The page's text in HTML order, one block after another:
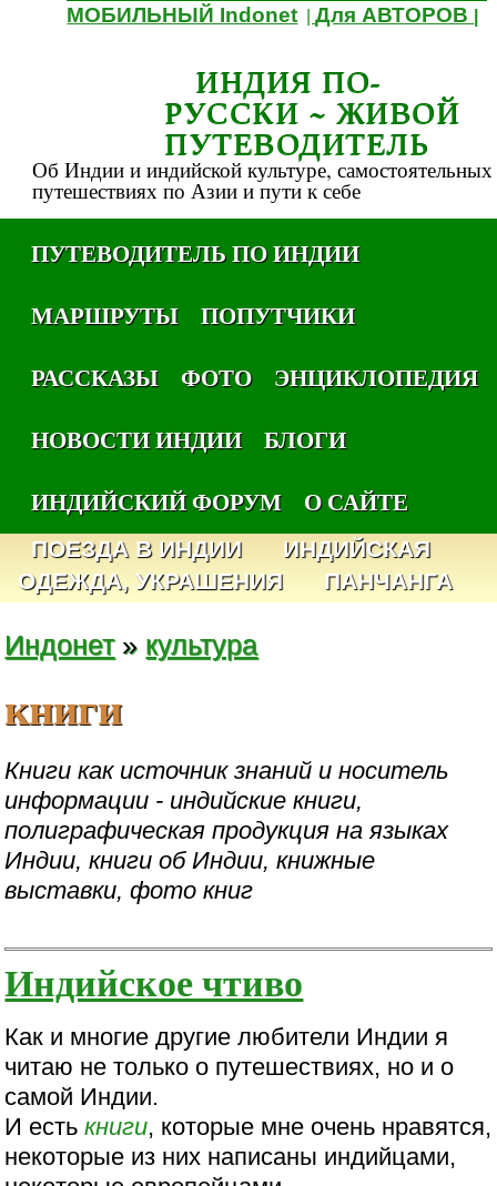
МОБИЛЬНЫЙ Indonet |Для АВТОРОВ
ИНДИЯ ПО-
РУССКИ ~ ЖИВОЙ
ПУТЕВОДИТЕЛЬ
Об Индии и индийской культуре, самостоятельных
путешествиях по Азии и пути к себе
ПУТЕВОДИТЕЛЬ ПО ИНДИИ
МАРШРУТЫ
ПОПУТЧИКИ
РАССКАЗЫ
ФОТО
ЭНЦИКЛОПЕДИЯ
НОВОСТИ ИНДИИ
БЛОГИ
ИНДИЙСКИЙ ФОРУМ
О САЙТЕ
ПОЕЗДА В ИНДИИ
ИНДИЙСКАЯ
ОДЕЖДА, УКРАШЕНИЯ
ПАНЧАНГА
Индонет» культура
книги
Книги как источник знаний и носитель
информации - индийские книги,
полиграфическая продукция на языках
Индии, книги об Индии, книжные
выставки, фото книг
Индийское чтиво
Как и многие другие любители Индии я
читаю не только о путешествиях, но и о
самой Индии.
И естькниги, которые мне очень нравятся,
некоторые из них написаны индийцами,